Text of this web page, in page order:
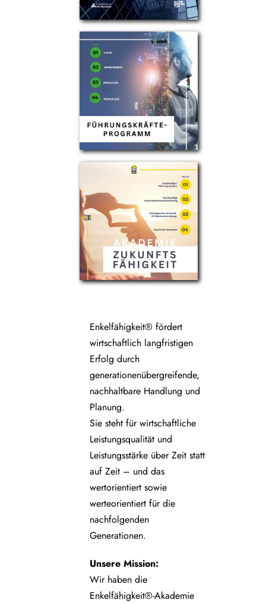
Enkelfähigkeit® fördert
wirtschaftlich langfristigen
Erfolg durch
generationenübergreifende,
nachhaltbare Handlung und
Planung.
Sie steht für wirtschaftliche
Leistungsqualität und
Leistungsstärke über Zeit statt
auf Zeit – und das
wertorientiert sowie
werteorientiert für die
nachfolgenden
Generationen.
Unsere Mission:
Wir haben die
Enkelfähigkeit®-Akademie